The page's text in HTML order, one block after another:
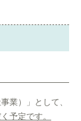
業）」として、
予定です。